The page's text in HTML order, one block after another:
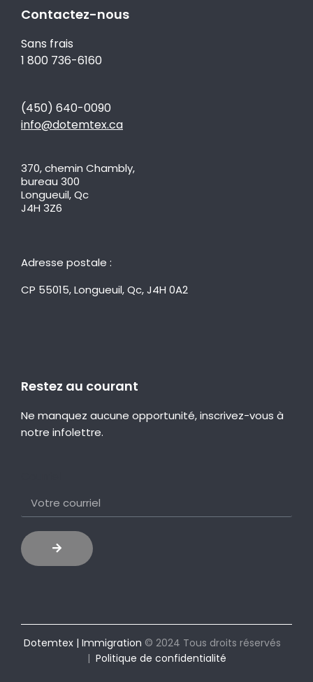
Restez au courant
Ne manquez aucune opportunité, inscrivez-vous à
notre infolettre.
Contactez-nous
Sans frais
1 800 736-6160
(450) 640-0090
info@dotemtex.ca
370, chemin Chambly,
bureau 300
Longueuil, Qc
J4H 3Z6
Adresse postale :
CP 55015, Longueuil, Qc, J4H 0A2
Dotemtex | Immigration © 2024 Tous droits réservés
| Politique de confidentialité